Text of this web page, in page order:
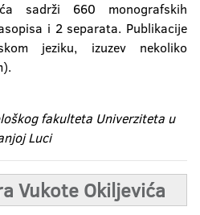
sadrži 660 monografskih
i 2 separata. Publikacije
jeziku, izuzev nekoliko
fakulteta Univerziteta u
Luci
Vukote Okiljevića